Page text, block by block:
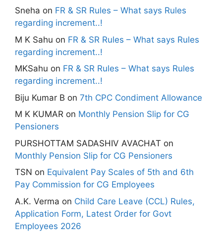
Sneha on FR & SR Rules – What says Rules
regarding increment..!
M K Sahu on FR & SR Rules – What says Rules
regarding increment..!
MKSahu on FR & SR Rules – What says Rules
regarding increment..!
Biju Kumar B on 7th CPC Condiment Allowance
M K KUMAR on Monthly Pension Slip for CG
Pensioners
PURSHOTTAM SADASHIV AVACHAT on
Monthly Pension Slip for CG Pensioners
TSN on Equivalent Pay Scales of 5th and 6th
Pay Commission for CG Employees
A.K. Verma on Child Care Leave (CCL) Rules,
Application Form, Latest Order for Govt
Employees 2026